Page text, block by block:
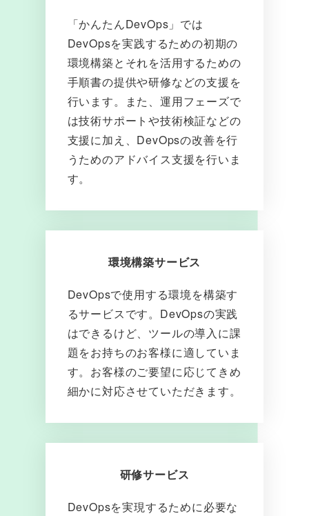
「かんたんDevOps」では
DevOpsを実践するための初期の
環境構築とそれを活用するための
手順書の提供や研修などの支援を
行います。また、運用フェーズで
は技術サポートや技術検証などの
支援に加え、DevOpsの改善を行
うためのアドバイス支援を行いま
す。
環境構築サービス
DevOpsで使用する環境を構築す
るサービスです。DevOpsの実践
はできるけど、ツールの導入に課
題をお持ちのお客様に適していま
す。お客様のご要望に応じてきめ
細かに対応させていただきます。
研修サービス
DevOpsを実現するために必要な